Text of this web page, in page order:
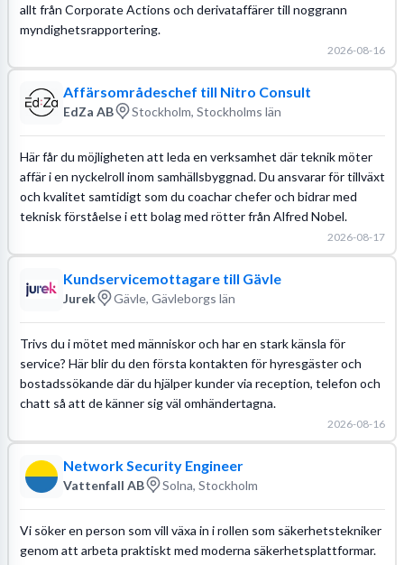
allt från Corporate Actions och derivataffärer till noggrann
myndighetsrapportering.
2026-08-16
Affärsområdeschef till Nitro Consult
EdZa AB Stockholm, Stockholms län
Här får du möjligheten att leda en verksamhet där teknik möter
affär i en nyckelroll inom samhällsbyggnad. Du ansvarar för tillväxt
och kvalitet samtidigt som du coachar chefer och bidrar med
teknisk förståelse i ett bolag med rötter från Alfred Nobel.
2026-08-17
Kundservicemottagare till Gävle
Jurek Gävle, Gävleborgs län
Trivs du i mötet med människor och har en stark känsla för
service? Här blir du den första kontakten för hyresgäster och
bostadssökande där du hjälper kunder via reception, telefon och
chatt så att de känner sig väl omhändertagna.
2026-08-16
Network Security Engineer
Vattenfall AB Solna, Stockholm
Vi söker en person som vill växa in i rollen som säkerhetstekniker
genom att arbeta praktiskt med moderna säkerhetsplattformar.